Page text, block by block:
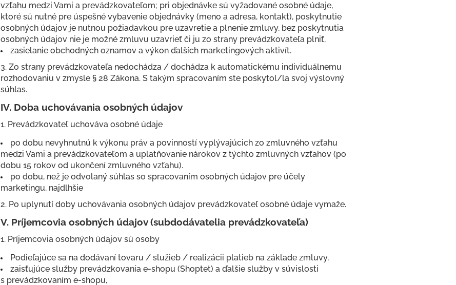
vzťahu medzi Vami a prevádzkovateľom; pri objednávke sú vyžadované osobné údaje,
ktoré sú nutné pre úspešné vybavenie objednávky (meno a adresa, kontakt), poskytnutie
osobných údajov je nutnou požiadavkou pre uzavretie a plnenie zmluvy, bez poskytnutia
osobných údajov nie je možné zmluvu uzavrieť či ju zo strany prevádzkovateľa plniť,
zasielanie obchodných oznamov a výkon ďalších marketingových aktivít.
3. Zo strany prevádzkovateľa nedochádza / dochádza k automatickému individuálnemu
rozhodovaniu v zmysle § 28 Zákona. S takým spracovaním ste poskytol/la svoj výslovný
súhlas.
IV. Doba uchovávania osobných údajov
1. Prevádzkovateľ uchováva osobné údaje
po dobu nevyhnutnú k výkonu práv a povinností vyplývajúcich zo zmluvného vzťahu
medzi Vami a prevádzkovateľom a uplatňovanie nárokov z týchto zmluvných vzťahov (po
dobu 15 rokov od ukončení zmluvného vzťahu).
po dobu, než je odvolaný súhlas so spracovaním osobných údajov pre účely
marketingu, najdlhšie
2. Po uplynutí doby uchovávania osobných údajov prevádzkovateľ osobné údaje vymaže.
V. Príjemcovia osobných údajov (subdodávatelia prevádzkovateľa)
1. Príjemcovia osobných údajov sú osoby
Podieľajúce sa na dodávaní tovaru / služieb / realizácii platieb na základe zmluvy,
zaisťujúce služby prevádzkovania e-shopu (Shoptet) a ďalšie služby v súvislosti
s prevádzkovaním e-shopu,